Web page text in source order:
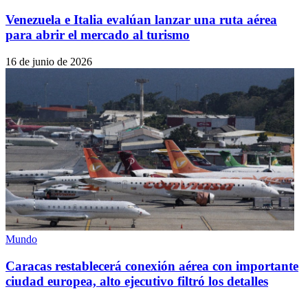
Venezuela e Italia evalúan lanzar una ruta aérea
para abrir el mercado al turismo
16 de junio de 2026
Mundo
Caracas restablecerá conexión aérea con importante
ciudad europea, alto ejecutivo filtró los detalles